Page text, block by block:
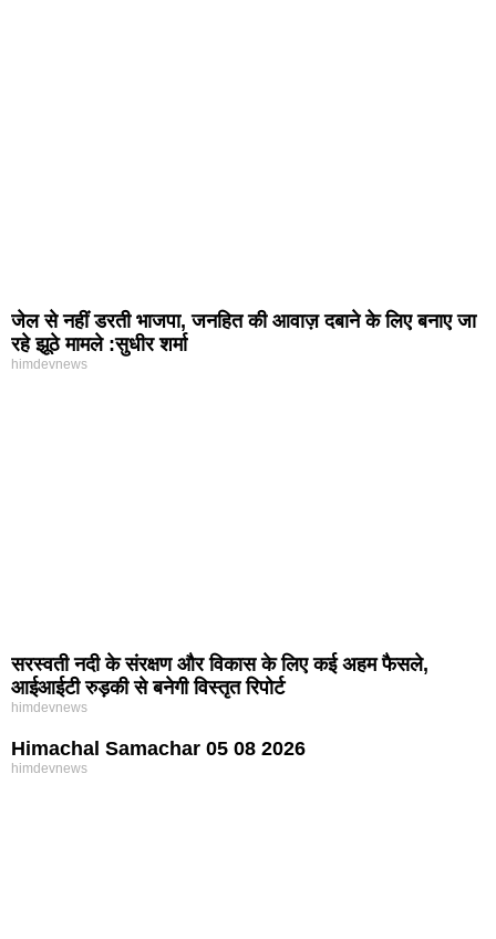
जेल से नहीं डरती भाजपा, जनहित की आवाज़ दबाने के लिए बनाए जा
रहे झूठे मामले :सुधीर शर्मा
himdevnews
सरस्वती नदी के संरक्षण और विकास के लिए कई अहम फैसले,
आईआईटी रुड़की से बनेगी विस्तृत रिपोर्ट
himdevnews
Himachal Samachar 05 08 2026
himdevnews